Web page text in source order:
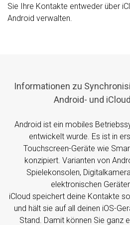
Sie Ihre Kontakte entweder über
Android verwalten.
Informationen zu
Android- und
Android ist ein mobiles
entwickelt wurde. Es ist in
Touchscreen-Geräte wie
konzipiert. Varianten von
Spielekonsolen,
elektronischen
iCloud speichert deine Kontakte
und hält sie auf all deinen iOS-
Stand. Damit können Sie ganz